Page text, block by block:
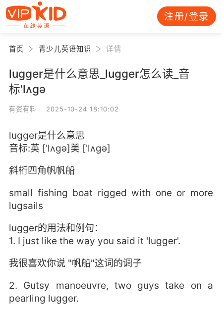
注册/登录
首页 青少儿英语知识 详情
lugger是什么意思_lugger怎么读_音
标'lʌgə
有资有料 2025-10-24 18:10:02
lugger是什么意思
音标:英 ['lʌgə]美 ['lʌgə]
斜桁四角帆帆船
small fishing boat rigged with one or more
lugsails
lugger的用法和例句：
1. I just like the way you said it 'lugger'.
我很喜欢你说 "帆船"这词的调子
2. Gutsy manoeuvre, two guys take on a
pearling lugger.